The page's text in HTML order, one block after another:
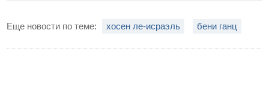
Еще новости по теме: хосен ле-исраэль бени ганц